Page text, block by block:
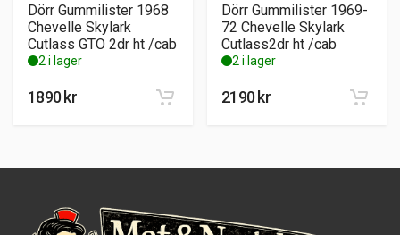
Dörr Gummilister 1968
Chevelle Skylark
Cutlass GTO 2dr ht /cab
2 i lager
1890kr
Dörr Gummilister 1969-
72 Chevelle Skylark
Cutlass2dr ht /cab
2 i lager
2190kr